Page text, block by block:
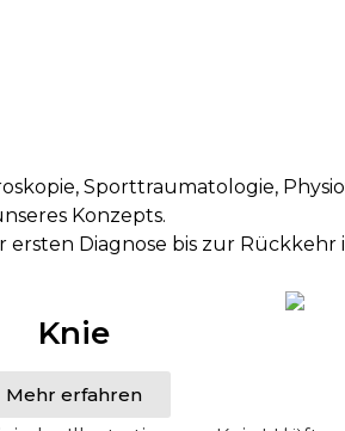
Sporttraumatologie,
Konzepts.
Diagnose bis zur Rückkehr
Knie
Mehr erfahren